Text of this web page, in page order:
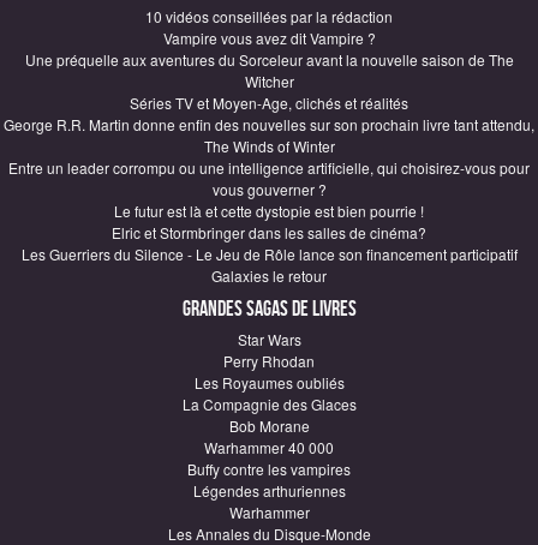
10 vidéos conseillées par la rédaction
Vampire vous avez dit Vampire ?
Une préquelle aux aventures du Sorceleur avant la nouvelle saison de The
Witcher
Séries TV et Moyen-Age, clichés et réalités
George R.R. Martin donne enfin des nouvelles sur son prochain livre tant attendu,
The Winds of Winter
Entre un leader corrompu ou une intelligence artificielle, qui choisirez-vous pour
vous gouverner ?
Le futur est là et cette dystopie est bien pourrie !
Elric et Stormbringer dans les salles de cinéma?
Les Guerriers du Silence - Le Jeu de Rôle lance son financement participatif
Galaxies le retour
Grandes sagas de Livres
Star Wars
Perry Rhodan
Les Royaumes oubliés
La Compagnie des Glaces
Bob Morane
Warhammer 40 000
Buffy contre les vampires
Légendes arthuriennes
Warhammer
Les Annales du Disque-Monde